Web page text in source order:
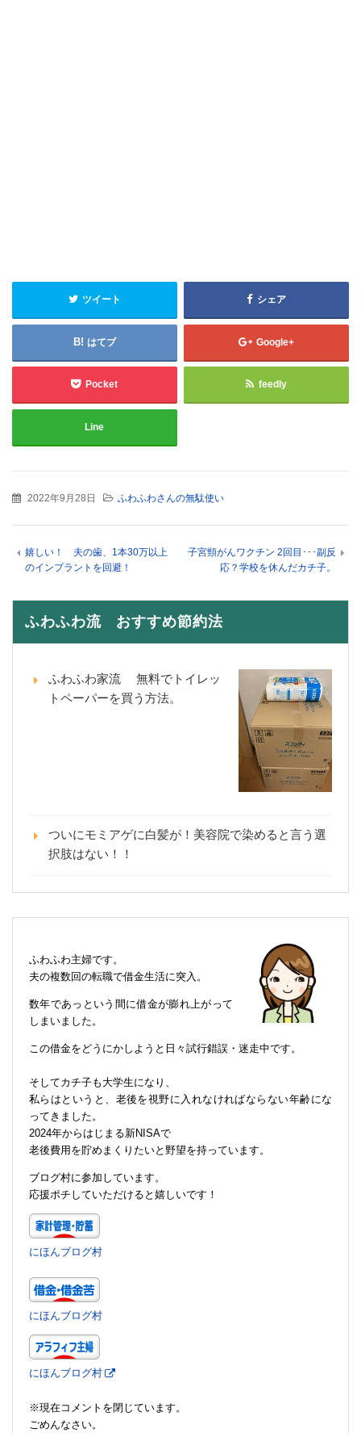
ツイート シェア
はてブ Google+
Pocket feedly
Line
2022年9月28日 ふわふわさんの無駄使い
嬉しい！ 夫の歯、1本30万以上
のインプラントを回避！
子宮頸がんワクチン 2回目･･･副反
応？学校を休んだカチ子。
ふわふわ流 おすすめ節約法
ふわふわ家流 無料でトイレッ
トペーパーを買う方法。
ついにモミアゲに白髪が！美容院で染めると言う選
択肢はない！！
ふわふわ主婦です。
夫の複数回の転職で借金生活に突入。
数年であっという間に借金が膨れ上がって
しまいました。
この借金をどうにかしようと日々試行錯誤・迷走中です。
そしてカチ子も大学生になり、
私らはというと、老後を視野に入れなければならない年齢にな
ってきました。
2024年からはじまる新NISAで
老後費用を貯めまくりたいと野望を持っています。
ブログ村に参加しています。
応援ポチしていただけると嬉しいです！
にほんブログ村
にほんブログ村
にほんブログ村
※現在コメントを閉じています。
ごめんなさい。